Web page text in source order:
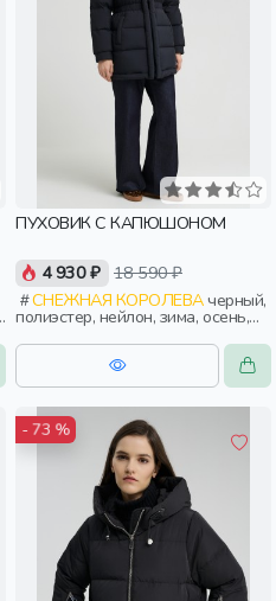
ПУХОВИК С КАПЮШОНОМ
4 930 ₽ 18 590 ₽
СНЕЖНАЯ КОРОЛЕВАчерный,
полиэстер, нейлон, зима, осень,
россия, капюшон, застежка,
утепленные, стеганые, прорези,
карман, пояс, эластичные,
женщины, взрослые
- 73 %